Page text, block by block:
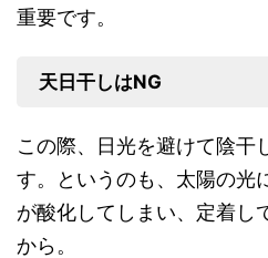
重要です。
天日干しはNG
この際、日光を避けて陰干
す。というのも、太陽の光
が酸化してしまい、定着し
から。